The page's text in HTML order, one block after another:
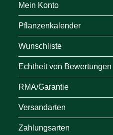
Mein Konto
Pflanzenkalender
Wunschliste
Echtheit von Bewertungen
RMA/Garantie
Versandarten
Zahlungsarten